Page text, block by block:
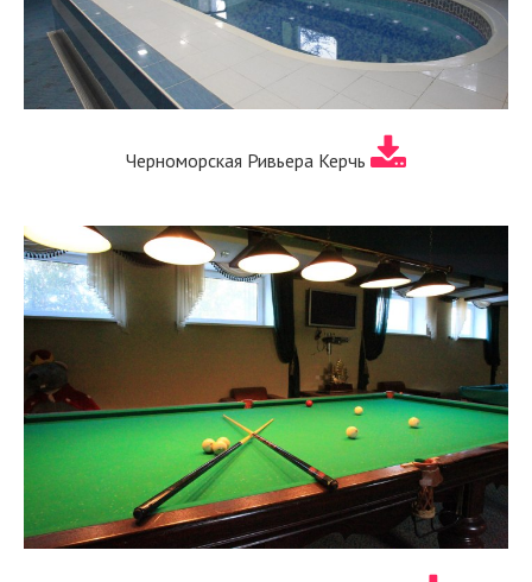
Черноморская Ривьера Керчь